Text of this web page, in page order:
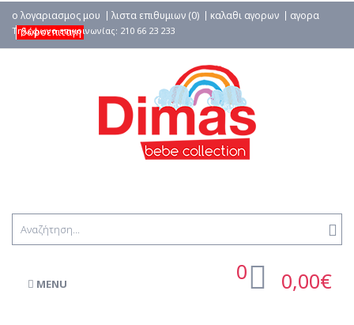
ο λογαριασμος μου λιστα επιθυμιων (0) καλαθι αγορων
αγορα
δωροεπιταγη
0 0,00€
MENU